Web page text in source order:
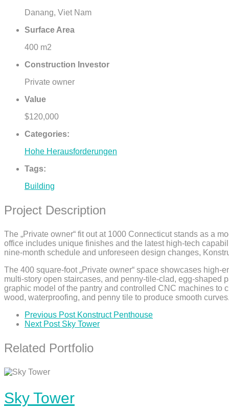
Danang, Viet Nam
Surface Area
400 m2
Construction Investor
Private owner
Value
$120,000
Categories:
Hohe Herausforderungen
Tags:
Building
Project Description
The „Private owner“ fit out at 1000 Connecticut stands as a
office includes unique finishes and the latest high-tech
nine-month schedule and unforeseen design changes,
The 400 square-foot „Private owner“ space showcases
multi-story open staircases, and penny-tile-clad, egg-shaped
graphic model of the pantry and controlled CNC machines to
wood, waterproofing, and penny tile to produce smooth
Previous PostKonstruct Penthouse
Next PostSky Tower
Related Portfolio
Sky Tower